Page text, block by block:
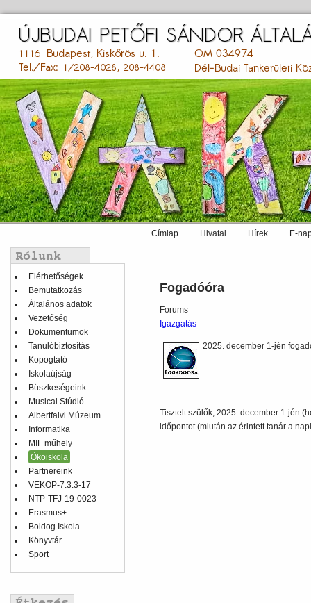
tartalomra
menu
Címlap Hivatal Hírek E-
Balmenü
Elérhetőségek
Bemutatkozás
Általános adatok
Vezetőség
Dokumentumok
Tanulóbiztosítás
Kopogtató
Iskolaújság
Büszkeségeink
Musical Stúdió
Albertfalvi Múzeum
Informatika
MIF műhely
Ökoiskola
Partnereink
VEKOP-7.3.3-17
NTP-TFJ-19-0023
Erasmus+
Boldog Iskola
Könyvtár
Sport
Fogadóóra
Forums
Igazgatás
2025. december 1-jén
Tisztelt szülők, 2025. december 1-jén
időpontot (miután az érintett tanár a